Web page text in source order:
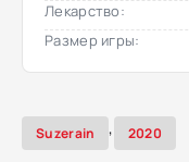
Лекарство:
Размер игры:
Suzerain , 2020